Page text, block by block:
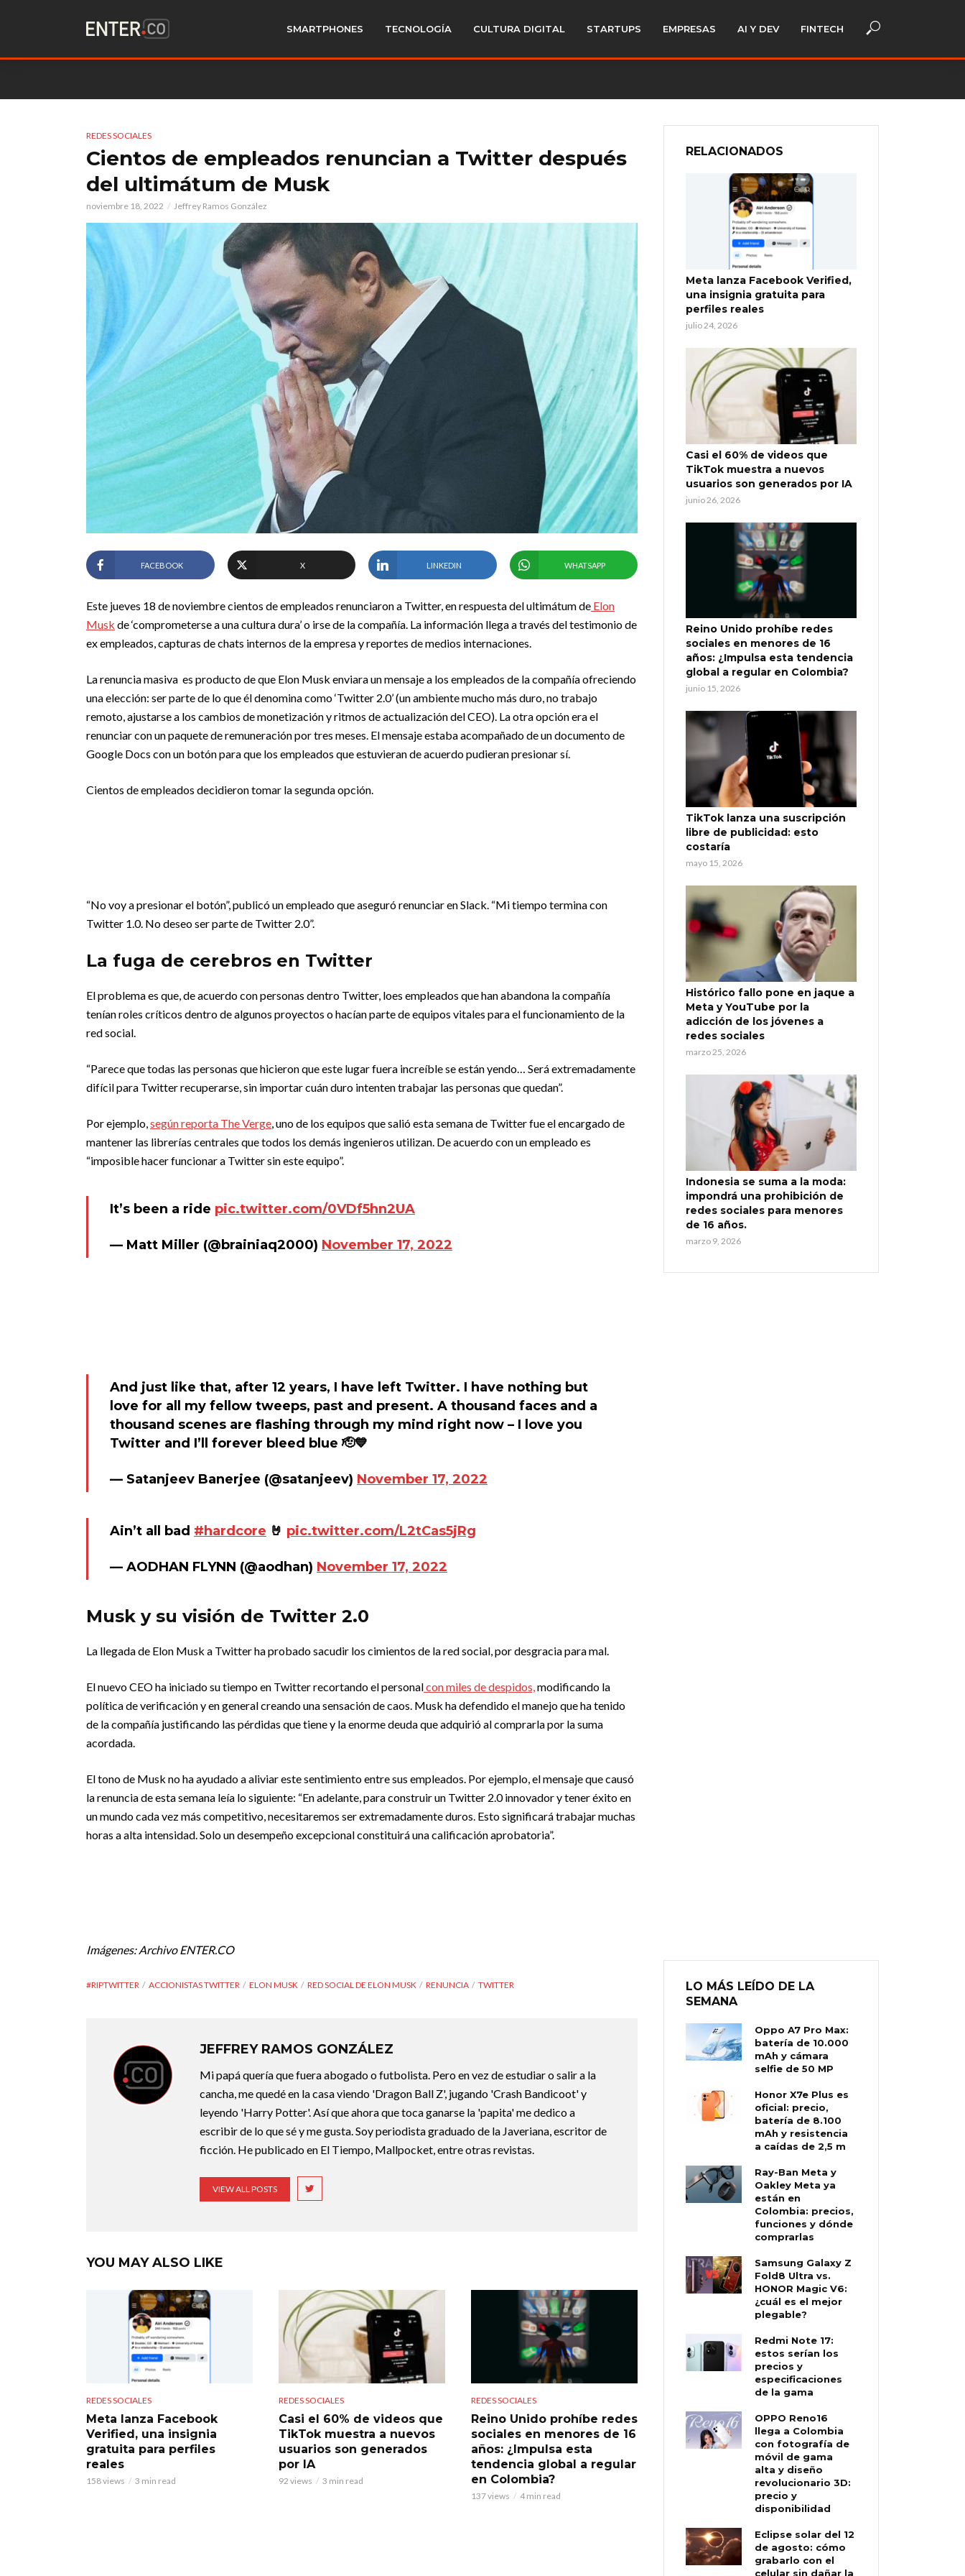
SMARTPHONES TECNOLOGÍA CULTURA DIGITAL STARTUPS EMPRESAS AI Y DEV FINTECH
REDES SOCIALES
Cientos de empleados renuncian a Twitter después
del ultimátum de Musk
noviembre 18, 2022 Jeffrey Ramos González
FACEBOOK X LINKEDIN WHATSAPP
Este jueves 18 de noviembre cientos de empleados renunciaron a Twitter, en respuesta del ultimátum de Elon
Musk de ‘comprometerse a una cultura dura’ o irse de la compañía. La información llega a través del testimonio de
ex empleados, capturas de chats internos de la empresa y reportes de medios internaciones.
La renuncia masiva es producto de que Elon Musk enviara un mensaje a los empleados de la compañía ofreciendo
una elección: ser parte de lo que él denomina como ‘Twitter 2.0’ (un ambiente mucho más duro, no trabajo
remoto, ajustarse a los cambios de monetización y ritmos de actualización del CEO). La otra opción era el
renunciar con un paquete de remuneración por tres meses. El mensaje estaba acompañado de un documento de
Google Docs con un botón para que los empleados que estuvieran de acuerdo pudieran presionar sí.
Cientos de empleados decidieron tomar la segunda opción.
“No voy a presionar el botón”, publicó un empleado que aseguró renunciar en Slack. “Mi tiempo termina con
Twitter 1.0. No deseo ser parte de Twitter 2.0”.
La fuga de cerebros en Twitter
El problema es que, de acuerdo con personas dentro Twitter, loes empleados que han abandona la compañía
tenían roles críticos dentro de algunos proyectos o hacían parte de equipos vitales para el funcionamiento de la
red social.
“Parece que todas las personas que hicieron que este lugar fuera increíble se están yendo… Será extremadamente
difícil para Twitter recuperarse, sin importar cuán duro intenten trabajar las personas que quedan”.
Por ejemplo,según reporta The Verge, uno de los equipos que salió esta semana de Twitter fue el encargado de
mantener las librerías centrales que todos los demás ingenieros utilizan. De acuerdo con un empleado es
“imposible hacer funcionar a Twitter sin este equipo”.
It’s been a ride pic.twitter.com/0VDf5hn2UA
— Matt Miller (@brainiaq2000) November 17, 2022
And just like that, after 12 years, I have left Twitter. I have nothing but
love for all my fellow tweeps, past and present. A thousand faces and a
thousand scenes are flashing through my mind right now – I love you
Twitter and I’ll forever bleed blue 🫡💙
— Satanjeev Banerjee (@satanjeev) November 17, 2022
Ain’t all bad #hardcore 🤘 pic.twitter.com/L2tCas5jRg
— AODHAN FLYNN (@aodhan) November 17, 2022
Musk y su visión de Twitter 2.0
La llegada de Elon Musk a Twitter ha probado sacudir los cimientos de la red social, por desgracia para mal.
El nuevo CEO ha iniciado su tiempo en Twitter recortando el personalcon miles de despidos,modificando la
política de verificación y en general creando una sensación de caos. Musk ha defendido el manejo que ha tenido
de la compañía justificando las pérdidas que tiene y la enorme deuda que adquirió al comprarla por la suma
acordada.
El tono de Musk no ha ayudado a aliviar este sentimiento entre sus empleados. Por ejemplo, el mensaje que causó
la renuncia de esta semana leía lo siguiente: “En adelante, para construir un Twitter 2.0 innovador y tener éxito en
un mundo cada vez más competitivo, necesitaremos ser extremadamente duros. Esto significará trabajar muchas
horas a alta intensidad. Solo un desempeño excepcional constituirá una calificación aprobatoria”.
Imágenes: Archivo ENTER.CO
#RIPTWITTER ACCIONISTAS TWITTER ELON MUSK RED SOCIAL DE ELON MUSK RENUNCIA TWITTER
JEFFREY RAMOS GONZÁLEZ
Mi papá quería que fuera abogado o futbolista. Pero en vez de estudiar o salir a la
cancha, me quedé en la casa viendo 'Dragon Ball Z', jugando 'Crash Bandicoot' y
leyendo 'Harry Potter'. Así que ahora que toca ganarse la 'papita' me dedico a
escribir de lo que sé y me gusta. Soy periodista graduado de la Javeriana, escritor de
ficción. He publicado en El Tiempo, Mallpocket, entre otras revistas.
VIEW ALL POSTS
YOU MAY ALSO LIKE
REDES SOCIALES
Meta lanza Facebook
Verified, una insignia
gratuita para perfiles
reales
158 views 3 min read
REDES SOCIALES
Casi el 60% de videos que
TikTok muestra a nuevos
usuarios son generados
por IA
92 views 3 min read
REDES SOCIALES
Reino Unido prohíbe redes
sociales en menores de 16
años: ¿Impulsa esta
tendencia global a regular
en Colombia?
137 views 4 min read
RELACIONADOS
Meta lanza Facebook Verified,
una insignia gratuita para
perfiles reales
julio 24, 2026
Casi el 60% de videos que
TikTok muestra a nuevos
usuarios son generados por IA
junio 26, 2026
Reino Unido prohíbe redes
sociales en menores de 16
años: ¿Impulsa esta tendencia
global a regular en Colombia?
junio 15, 2026
TikTok lanza una suscripción
libre de publicidad: esto
costaría
mayo 15, 2026
Histórico fallo pone en jaque a
Meta y YouTube por la
adicción de los jóvenes a
redes sociales
marzo 25, 2026
Indonesia se suma a la moda:
impondrá una prohibición de
redes sociales para menores
de 16 años.
marzo 9, 2026
LO MÁS LEÍDO DE LA
SEMANA
Oppo A7 Pro Max:
batería de 10.000
mAh y cámara
selfie de 50 MP
Honor X7e Plus es
oficial: precio,
batería de 8.100
mAh y resistencia
a caídas de 2,5 m
Ray-Ban Meta y
Oakley Meta ya
están en
Colombia: precios,
funciones y dónde
comprarlas
Samsung Galaxy Z
Fold8 Ultra vs.
HONOR Magic V6:
¿cuál es el mejor
plegable?
Redmi Note 17:
estos serían los
precios y
especificaciones
de la gama
OPPO Reno16
llega a Colombia
con fotografía de
móvil de gama
alta y diseño
revolucionario 3D:
precio y
disponibilidad
Eclipse solar del 12
de agosto: cómo
grabarlo con el
celular sin dañar la